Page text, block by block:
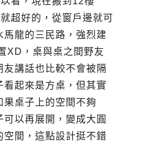
超好的，從窗戶邊就可
馬龍的三民路，強烈建
XD，桌與桌之間野友
友講話也比較不會被隔
看起來是方桌，但其實
果桌子上的空間不夠
可以再展開，變成大圓
空間，這點設計挺不錯